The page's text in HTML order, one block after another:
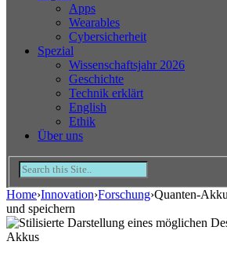
Apps
Wearables
Cybersicherheit
Spezial
Wissenschaftsjahr 2026
Geschichte
Technik erklärt
English
Ethik
Über uns
Home›Innovation›Forschung›Quanten-
und speichern